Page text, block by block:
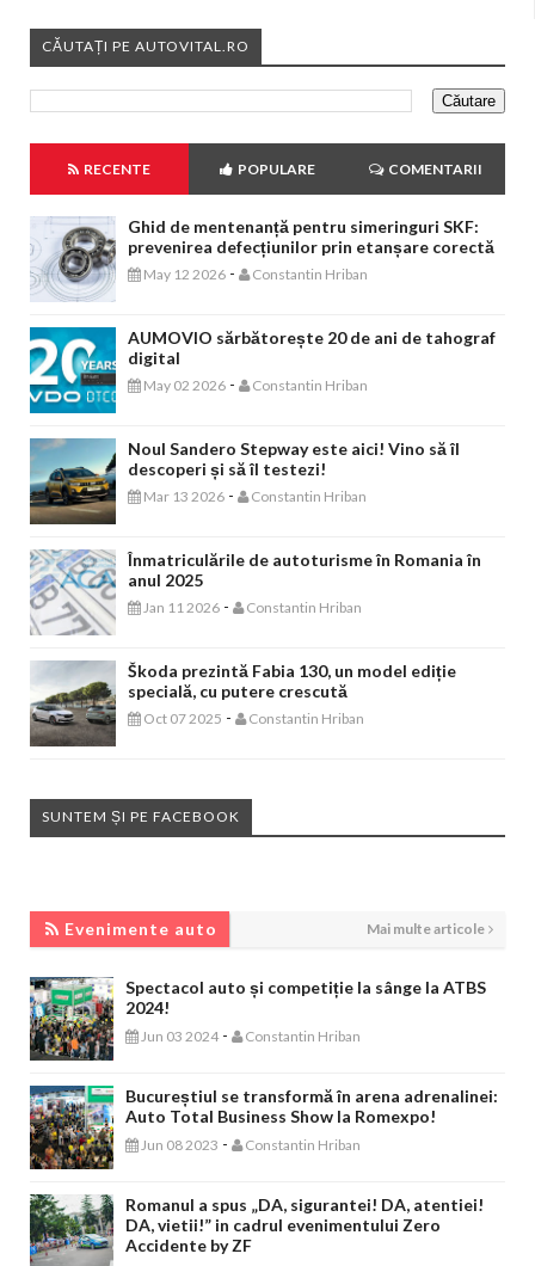
CĂUTAȚI PE AUTOVITAL.RO
RECENTE POPULARE COMENTARII
Ghid de mentenanță pentru simeringuri SKF:
prevenirea defecțiunilor prin etanșare corectă
May 12 2026 - Constantin Hriban
AUMOVIO sărbătorește 20 de ani de tahograf
digital
May 02 2026 - Constantin Hriban
Noul Sandero Stepway este aici! Vino să îl
descoperi și să îl testezi!
Mar 13 2026 - Constantin Hriban
Înmatriculările de autoturisme în Romania în
anul 2025
Jan 11 2026 - Constantin Hriban
Škoda prezintă Fabia 130, un model ediție
specială, cu putere crescută
Oct 07 2025 - Constantin Hriban
SUNTEM ȘI PE FACEBOOK
Evenimente auto Mai multe articole
Spectacol auto și competiție la sânge la ATBS
2024!
Jun 03 2024 - Constantin Hriban
Bucureștiul se transformă în arena adrenalinei:
Auto Total Business Show la Romexpo!
Jun 08 2023 - Constantin Hriban
Romanul a spus „DA, sigurantei! DA, atentiei!
DA, vietii!” in cadrul evenimentului Zero
Accidente by ZF